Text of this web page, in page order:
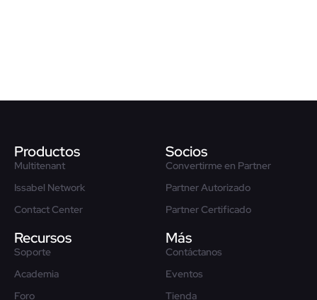
Productos
Multitenant
Issabel Network
Contact Center
Socios
Convertirme en Partner
Partner Autorizado
Partner Certificado
Recursos
Soporte
Academia
Foro
Más
Contáctanos
Eventos
Tienda